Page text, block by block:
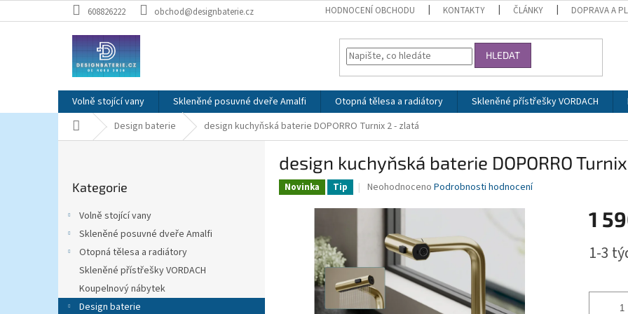
na
608826222 obchod@designbaterie.cz HODNOCENÍ OBCHODU KONTAKTY ČLÁNKY DOPRAVA A
HLEDAT
Volně stojící vany Skleněné posuvné dveře Amalfi Otopná tělesa a radiátory Skleněné přístřešky VORDACH
Domů Design baterie design kuchyňská baterie DOPORRO Turnix 2 - zlatá
a
kategorie
Kategorie
Volně stojící vany
Skleněné posuvné dveře Amalfi
Otopná tělesa a radiátory
Skleněné přístřešky VORDACH
Koupelnový nábytek
Design baterie
design kuchyňská baterie DOPORRO
Novinka Tip
Průměrné
produktu
5
hvězdiček.
Neohodnoceno Podrobnosti hodnocení
1
cena:
1-3